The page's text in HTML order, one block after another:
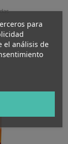
para
el análisis de